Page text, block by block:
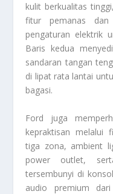
kulit berkualitas
fitur pemanas
pengaturan elektrik
Baris kedua
sandaran tangan
di lipat rata lantai
bagasi.
Ford juga
kepraktisan melalui
tiga zona, ambient
power outlet,
tersembunyi di
audio premium